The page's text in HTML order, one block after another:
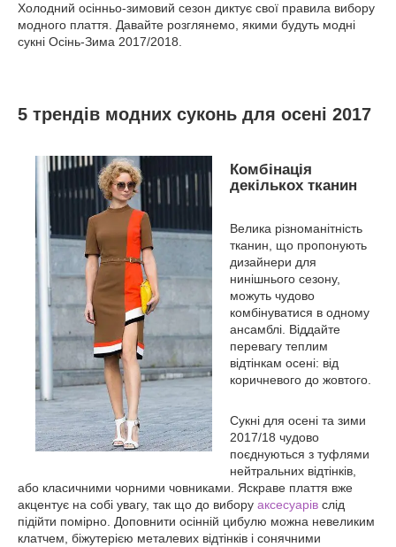
Холодний осінньо-зимовий сезон диктує свої правила вибору
модного плаття. Давайте розглянемо, якими будуть модні
сукні Осінь-Зима 2017/2018.
5 трендів модних суконь для осені 2017
Комбінація
декількох тканин
Велика різноманітність
тканин, що пропонують
дизайнери для
нинішнього сезону,
можуть чудово
комбінуватися в одному
ансамблі. Віддайте
перевагу теплим
відтінкам осені: від
коричневого до жовтого.
Сукні для осені та зими
2017/18 чудово
поєднуються з туфлями
нейтральних відтінків,
або класичними чорними човниками. Яскраве плаття вже
акцентує на собі увагу, так що до вибору аксесуарів слід
підійти помірно. Доповнити осінній цибулю можна невеликим
клатчем, біжутерією металевих відтінків і сонячними